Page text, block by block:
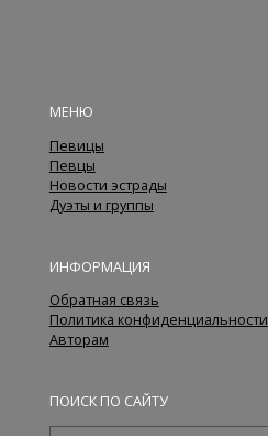
МЕНЮ
Певицы
Певцы
Новости эстрады
Дуэты и группы
ИНФОРМАЦИЯ
Обратная связь
Политика конфиденциальности
Авторам
ПОИСК ПО САЙТУ